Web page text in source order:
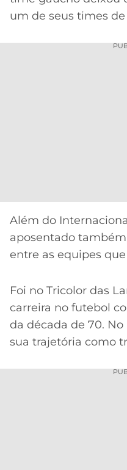
ONLINE
LALIGA
um de seus times de
Além do
aposentado
entre as equipes
Foi no Tricolor das
carreira no futebol
da década de 70.
sua trajetória como